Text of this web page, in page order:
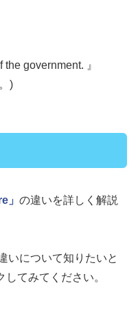
government. 』
)
」 の違いを詳しく解説
いについて知りたいと
てみてください。